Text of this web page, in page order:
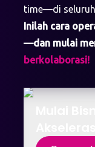
time—di
Inilah cara
—dan mulai
berkolaborasi!